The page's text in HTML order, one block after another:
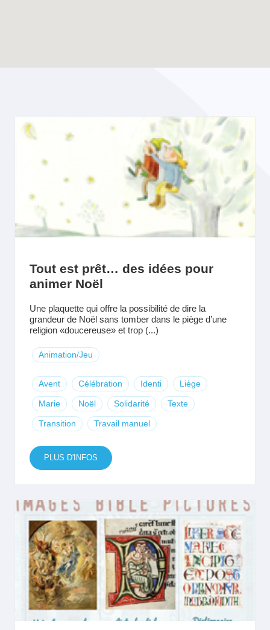
Tout est prêt… des idées pour
animer Noël
Une plaquette qui offre la possibilité de dire la
grandeur de Noël sans tomber dans le piège d’une
religion «doucereuse» et trop (...)
Animation/Jeu
Avent Célébration Identi Liège
Marie Noël Solidarité Texte
Transition Travail manuel
PLUS D'INFOS